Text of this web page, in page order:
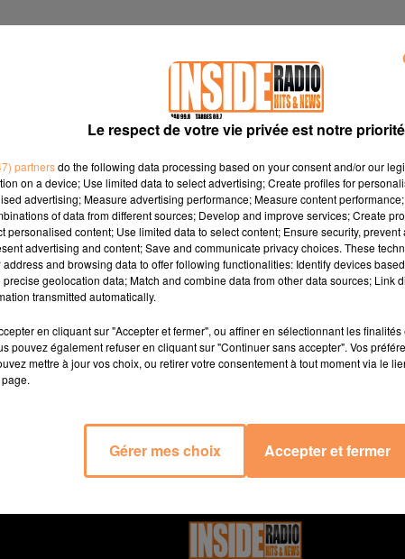
2018
Le respect de votre vie privée est notre priorité
partnersdo the following data processing based on your consent and/or our
on a device; Use limited data to select advertising; Create profiles for
advertising; Measure advertising performance; Measure content
of data from different sources; Develop and improve services; Create
personalised content; Use limited data to select content; Ensure security,
advertising and content; Save and communicate privacy choices. These
address and browsing data to offer following functionalities: Identify devices
geolocation data; Match and combine data from other data sources; Link
transmitted automatically.
en cliquant sur "Accepter et fermer", ou affiner en sélectionnant les
pouvez également refuser en cliquant sur "Continuer sans accepter". Vos
mettre à jour vos choix, ou retirer votre consentement à tout moment via le
Gérer mes choix Accepter et fermer